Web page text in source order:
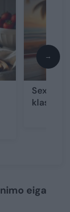
Sex on
→
eiga